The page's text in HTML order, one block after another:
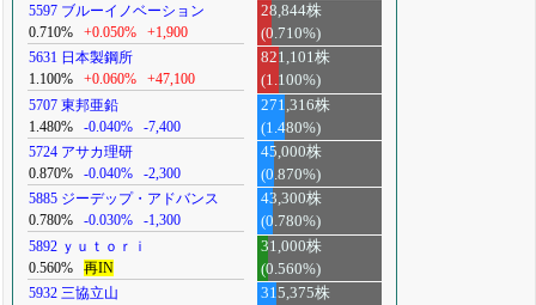
5597 ブルーイノベーション
0.710%
+0.050% +1,900
28,844株
(0.710%)
5631 日本製鋼所
1.100%
+0.060% +47,100
821,101株
(1.100%)
5707 東邦亜鉛
1.480%
-0.040% -7,400
271,316株
(1.480%)
5724 アサカ理研
0.870%
-0.040% -2,300
45,000株
(0.870%)
5885 ジーデップ・アドバンス
0.780%
-0.030% -1,300
43,300株
(0.780%)
5892 ｙｕｔｏｒｉ
0.560%
再IN
31,000株
(0.560%)
5932 三協立山
315,375株